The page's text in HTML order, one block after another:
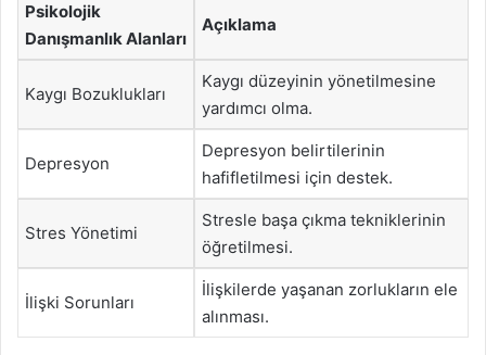
Psikolojik
Danışmanlık Alanları
Açıklama
Kaygı Bozuklukları
Kaygı düzeyinin yönetilmesine
yardımcı olma.
Depresyon
Depresyon belirtilerinin
hafifletilmesi için destek.
Stres Yönetimi
Stresle başa çıkma tekniklerinin
öğretilmesi.
İlişki Sorunları
İlişkilerde yaşanan zorlukların ele
alınması.